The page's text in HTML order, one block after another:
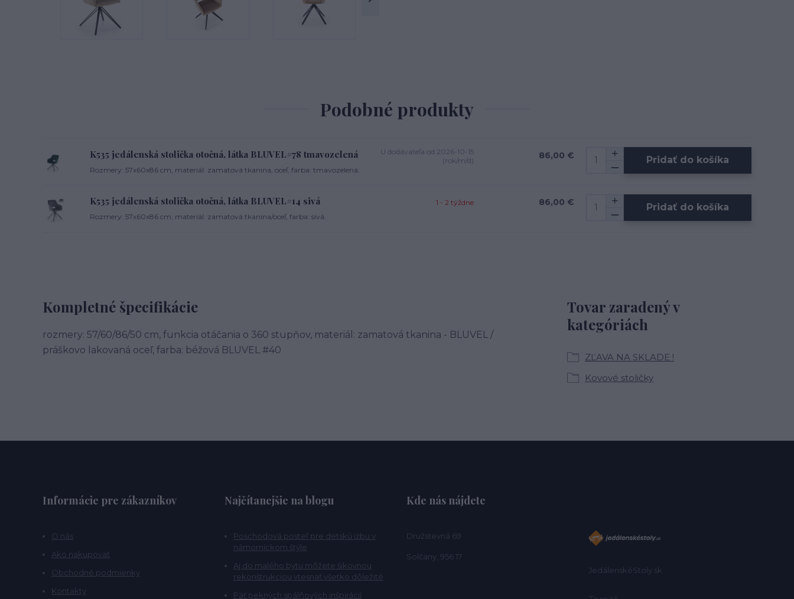
Podobné produkty
K535 jedálenská stolička otočná, látka BLUVEL#78 tmavozelená
Rozmery: 57x60x86 cm, materiál: zamatová tkanina, oceľ, farba: tmavozelená.
86,00 €
U dodávateľa od 2026-10-15
(rok/m/d)
Pridať do košíka
K535 jedálenská stolička otočná, látka BLUVEL#14 sivá
Rozmery: 57x60x86 cm, materiál: zamatová tkanina/oceľ, farba: sivá.
86,00 €
1 - 2 týždne Pridať do košíka
Kompletné špecifikácie
rozmery: 57/60/86/50 cm, funkcia otáčania o 360 stupňov, materiál: zamatová tkanina - BLUVEL /
práškovo lakovaná oceľ, farba: béžová BLUVEL #40
Tovar zaradený v
kategóriách
ZĽAVA NA SKLADE !
Kovové stoličky
Informácie pre zákazníkov
O nás
Ako nakupovať
Obchodné podmienky
Kontakty
Najčítanejšie na blogu
Poschodová posteľ pre detskú izbu v
námorníckom štýle
Aj do malého bytu môžete šikovnou
rekonštrukciou vtesnať všetko dôležité
Päť pekných spálňových inšpirácií
Kde nás nájdete
Družstevná 69
Solčany, 956 17
JedálenskéStoly.sk